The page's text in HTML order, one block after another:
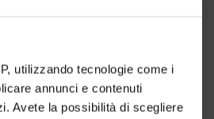
utilizzando tecnologie come i
annunci e contenuti
Avete la possibilità di scegliere